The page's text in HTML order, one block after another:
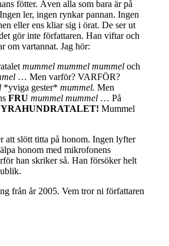
fötter. Även alla som bara är på
ler, ingen rynkar pannan. Ingen
eller ens kliar sig i örat. De ser ut
gör inte författaren. Han viftar och
om vartannat. Jag hör:
mummel mummel mummel och
… Men varför? VARFÖR?
*yviga gester* mummel. Men
FRU mummel mummel … På
Mummel
att slött titta på honom. Ingen lyfter
honom med mikrofonens
han skriker så. Han försöker helt
från år 2005. Vem tror ni författaren